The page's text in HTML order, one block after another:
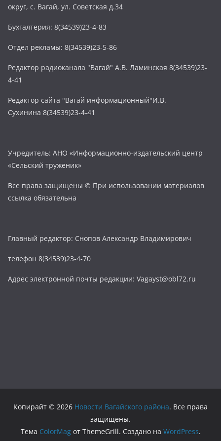
округ, с. Вагай, ул. Советская д.34
Бухгалтерия: 8(34539)23-4-83
Отдел рекламы: 8(34539)23-5-86
Редактор радиоканала "Вагай" А.В. Ламинская 8(34539)23-
4-41
Редактор сайта "Вагай информационный"И.В.
Сухинина 8(34539)23-4-41
Учредитель: АНО «Информационно-издательский центр
«Сельский труженик»
Все права защищены © При использовании материалов
ссылка обязательна
Главный редактор: Снопов Александр Владимирович
телефон 8(34539)23-4-70
Адрес электронной почты редакции: Vagayst@obl72.ru
Копирайт © 2026 Новости Вагайского района. Все права
защищены.
Тема ColorMagот ThemeGrill. Создано на WordPress.